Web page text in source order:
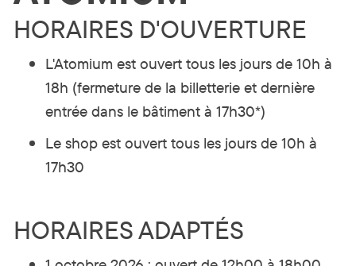
HORAIRES D'OUVERTURE
L'Atomium est ouvert tous les jours de 10h à
18h (fermeture de la billetterie et dernière
entrée dans le bâtiment à 17h30*)
Le shop est ouvert tous les jours de 10h à
17h30
HORAIRES ADAPTÉS